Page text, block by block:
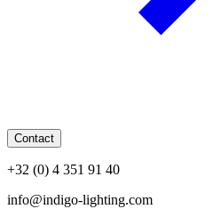
Contact
+32 (0) 4 351 91 40
info@indigo-lighting.com